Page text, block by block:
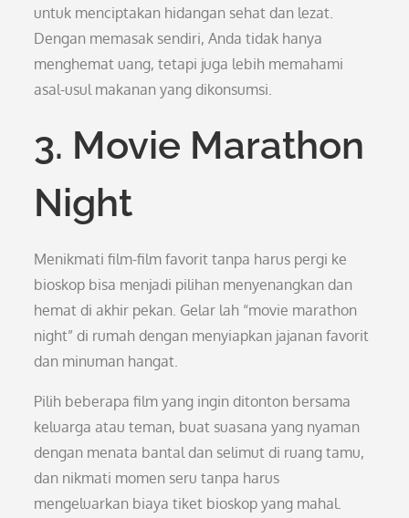
untuk menciptakan hidangan sehat dan lezat.
Dengan memasak sendiri, Anda tidak hanya
menghemat uang, tetapi juga lebih memahami
asal-usul makanan yang dikonsumsi.
3. Movie Marathon
Night
Menikmati film-film favorit tanpa harus pergi ke
bioskop bisa menjadi pilihan menyenangkan dan
hemat di akhir pekan. Gelar lah “movie marathon
night” di rumah dengan menyiapkan jajanan favorit
dan minuman hangat.
Pilih beberapa film yang ingin ditonton bersama
keluarga atau teman, buat suasana yang nyaman
dengan menata bantal dan selimut di ruang tamu,
dan nikmati momen seru tanpa harus
mengeluarkan biaya tiket bioskop yang mahal.